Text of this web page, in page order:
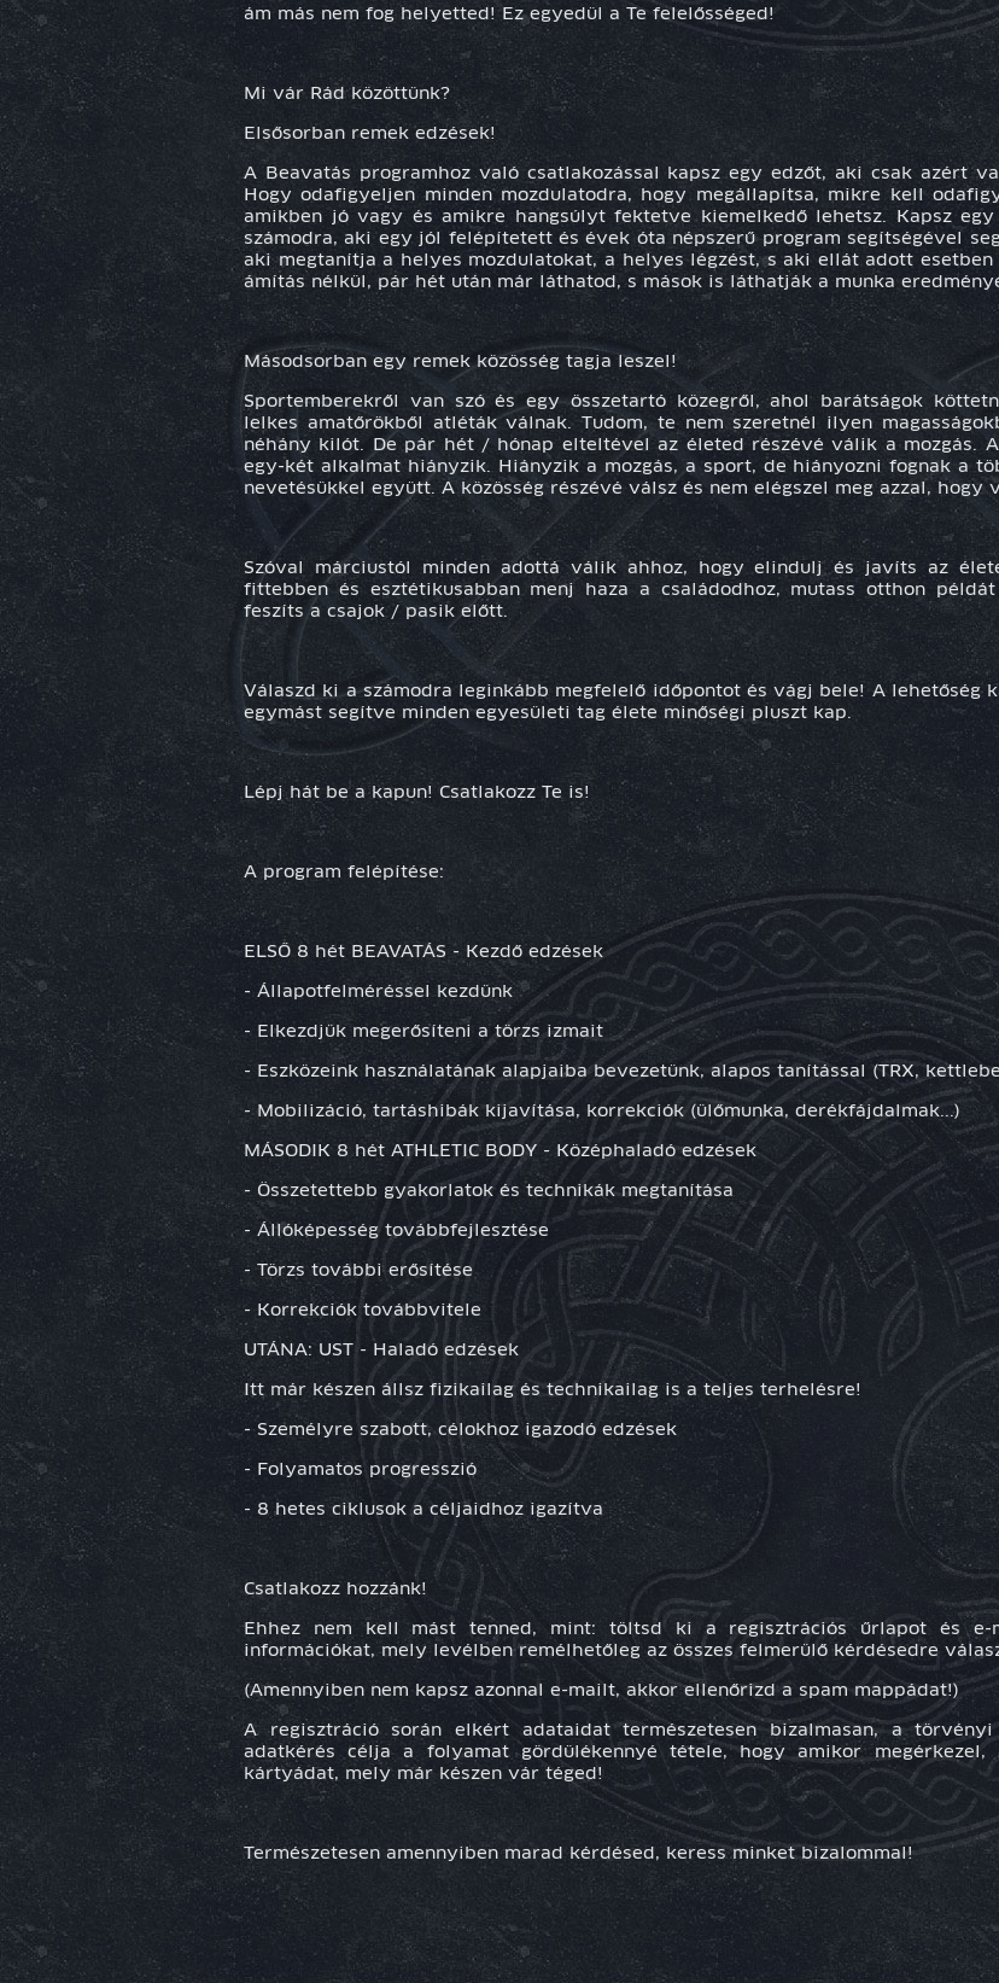
ám más nem fog helyetted! Ez egyedül a Te felelősséged!
Mi vár Rád közöttünk?
Elsősorban remek edzések!
A Beavatás programhoz való csatlakozással kapsz egyedzőt, aki csak azért
Hogy odafigyeljen minden mozdulatodra, hogy megállapítsa, mikre kell
amikben jó vagy és amikre hangsúlyt fektetve kiemelkedő lehetsz. Kapsz
számodra, aki egy jól felépítetett és évek óta népszerű program segítségével
aki megtanítja a helyes mozdulatokat, a helyes légzést, s aki ellát adott
ámítás nélkül, pár hét után már láthatod, s mások is láthatják a munka
Másodsorban egy remek közösség tagja leszel!
Sportemberekről van szó ésegy összetartó közegről, ahol barátságok
lelkes amatőrökből atléták válnak. Tudom, te nem szeretnél ilyen
néhány kilót. De pár hét / hónap elteltével az életed részévé válik a mozgás.
egy-két alkalmat hiányzik. Hiányzik a mozgás, a sport, de hiányozni fognak a
nevetésükkel együtt. A közösség részévé válsz és nem elégszel meg azzal, hogy
Szóval márciustól minden adottá válik ahhoz, hogy elindulj és javíts az
fittebben és esztétikusabban menj haza a családodhoz, mutass otthon
feszíts a csajok / pasik előtt.
Válaszd ki a számodra leginkább megfelelő időpontot és vágj bele! A lehetőség
egymást segítve minden egyesületi tag élete minőségi pluszt kap.
Lépj hát be a kapun! Csatlakozz Te is!
A program felépítése:
ELSŐ 8 hét BEAVATÁS - Kezdő edzések
- Állapotfelméréssel kezdünk
- Elkezdjük megerősíteni a törzs izmait
- Eszközeink használatának alapjaiba bevezetünk, alapos tanítással (TRX,
- Mobilizáció, tartáshibák kijavítása, korrekciók (ülőmunka, derékfájdalmak...)
MÁSODIK 8 hét ATHLETIC BODY - Középhaladó edzések
- Összetettebb gyakorlatok és technikák megtanítása
- Állóképesség továbbfejlesztése
- Törzs további erősítése
- Korrekciók továbbvitele
UTÁNA: UST - Haladó edzések
Itt már készen állsz fizikailag és technikailag is a teljes terhelésre!
- Személyre szabott, célokhoz igazodó edzések
- Folyamatos progresszió
- 8 hetes ciklusok a céljaidhoz igazítva
Csatlakozz hozzánk!
Ehhez nem kell mást tenned, mint: töltsd ki a regisztrációs űrlapot és e-
információkat, mely levélben remélhetőleg az összes felmerülő kérdésedre
(Amennyiben nem kapsz azonnal e-mailt, akkor ellenőrizd a spam mappádat!)
A regisztráció során elkért adataidat természetesen bizalmasan, a
adatkérés célja a folyamat gördülékennyé tétele, hogy amikor
kártyádat, mely már készen vár téged!
Természetesen amennyiben marad kérdésed, keress minket bizalommal!